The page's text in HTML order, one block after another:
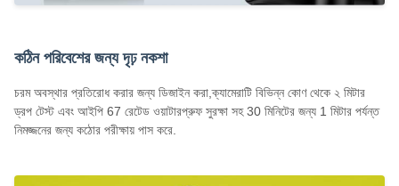
কঠিন পরিবেশের জন্য দৃঢ় নকশা
চরম অবস্থার প্রতিরোধ করার জন্য ডিজাইন করা,ক্যামেরাটি বিভিন্ন কোণ থেকে ২ মিটার
ড্রপ টেস্ট এবং আইপি 67 রেটেড ওয়াটারপ্রুফ সুরক্ষা সহ 30 মিনিটের জন্য 1 মিটার পর্যন্ত
নিমজ্জনের জন্য কঠোর পরীক্ষায় পাস করে.